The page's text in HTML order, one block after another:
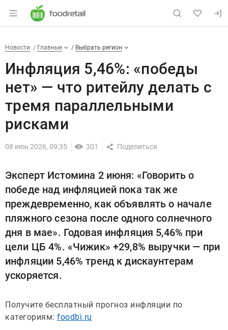
Раздел навигации по сайту
Инфляция 5,46%: «победы
Новости
Разделы
Новости Главные Выбрать регион
Инфляция 5,46%: «победы
нет» — что ритейлу делать с
тремя параллельными
рисками
08 июн 2026, 09:35 301
Эксперт Истомина 2 июня: «Говорить о
победе над инфляцией пока так же
преждевременно, как объявлять о начале
пляжного сезона после одного солнечного
дня в мае». Годовая инфляция 5,46% при
цели ЦБ 4%. «Чижик» +29,8% выручки — при
инфляции 5,46% тренд к дискаунтерам
ускоряется.
Получите бесплатный прогноз инфляции по
категориям: foodbi.ru